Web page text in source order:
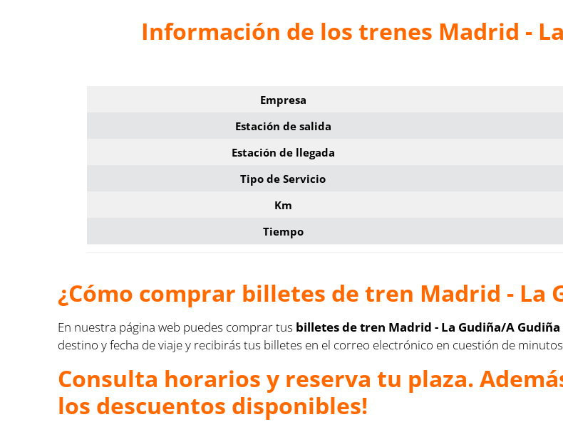
Información de los trenes Madrid -
Empresa
Estación de salida
Estación de llegada
Tipo de Servicio
Km
Tiempo
¿Cómo comprar billetes detren Madrid - La
En nuestra página web puedes comprar tus billetes detren Madrid - La Gudiña/A
destino y fecha de viaje y recibirás tus billetes en el correo electrónico en cuestión de
Consulta horarios y reserva tu plaza.
los descuentos disponibles!